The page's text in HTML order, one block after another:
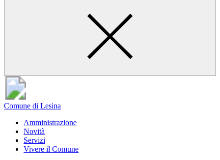
Comune di Lesina
Amministrazione
Novità
Servizi
Vivere il Comune